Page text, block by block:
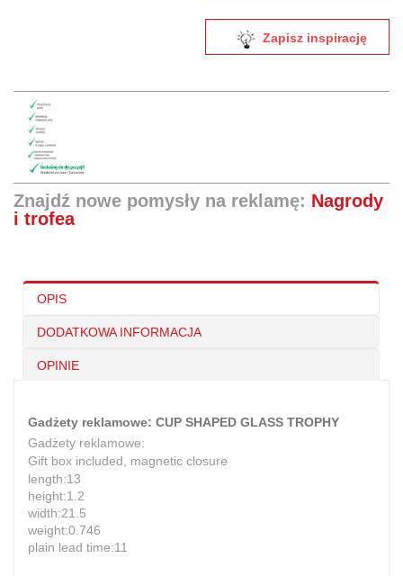
Zapisz inspirację
Znajdź nowe pomysły na reklamę: Nagrody
i trofea
OPIS
DODATKOWA INFORMACJA
OPINIE
Gadżety reklamowe: CUP SHAPED GLASS TROPHY
Gadżety reklamowe:
Gift box included, magnetic closure
length:13
height:1.2
width:21.5
weight:0.746
plain lead time:11